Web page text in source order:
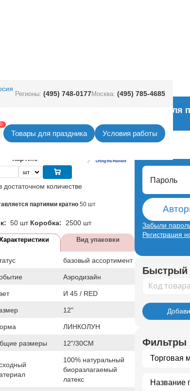
Регионы: (495) 748-0177Москва: (495) 785-4685
0
Товары для праздника Условия работы
в раздел Линколуны Gemar
13,55
руб. за шт
партию
достаточном количестве
партиями кратно 50 шт
50 шт Коробка: 2500 шт
Вид упаковки
базовый ассортимент
Аэродизайн
И 45 / RED
12"
ЛИНКОЛУН
размеры 12"/30СМ
100% натуральный
биоразлагаемый
латекс
Вход для
Логин
Пароль
Забыли
Регистрация
Быстрый
Код товара
Фильтры